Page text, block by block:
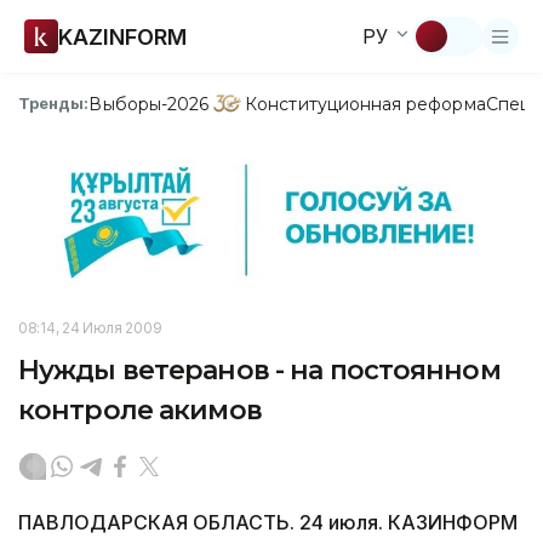
KAZINFORM РУ
Тренды:Выборы-2026 Конституционная реформа
08:14, 24 Июля 2009
Нужды ветеранов - на постоянном
контроле акимов
ПАВЛОДАРСКАЯ ОБЛАСТЬ. 24 июля. КАЗИНФОРМ